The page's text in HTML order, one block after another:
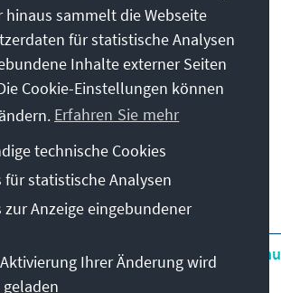
Stiftung e.V.
Chile
Nercasseaux 2381, Providencia
de Chile
der KAS Impressum
hinaus sammelt die Webseite
für statistische Analysen
Inhalte externer Seiten
Cookie-Einstellungen können
Erfahren Sie mehr
technische Cookies
für statistische Analysen
zur Anzeige eingebundener
Ihrer Änderung wird